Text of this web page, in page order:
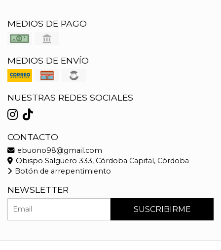
MEDIOS DE PAGO
MEDIOS DE ENVÍO
NUESTRAS REDES SOCIALES
CONTACTO
ebuono98@gmail.com
Obispo Salguero 333, Córdoba Capital, Córdoba
Botón de arrepentimiento
NEWSLETTER
SUSCRIBIRME